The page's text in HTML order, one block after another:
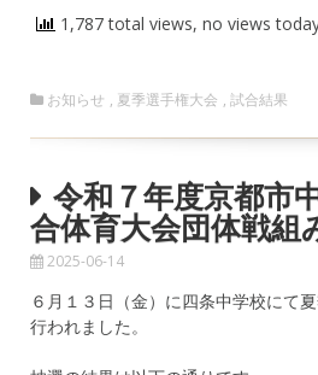
1,787 total views, no views
お知らせ , 夏季選手権大会 , 試合結果
令和７年度京都市
合体育大会団体戦組
2025-06-14
６月１３日（金）に四条中学校にて
行われました。